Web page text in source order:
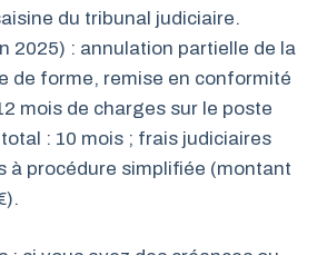
du tribunal judiciaire.
2025) : annulation partielle de la
de forme, remise en conformité
mois de charges sur le poste
: 10 mois ; frais judiciaires
à procédure simplifiée (montant